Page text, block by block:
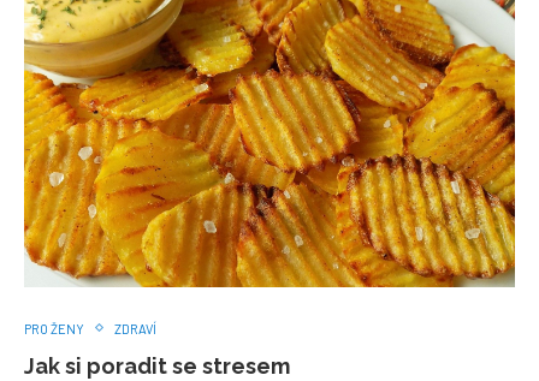
PRO ŽENY ZDRAVÍ
Jak si poradit se stresem